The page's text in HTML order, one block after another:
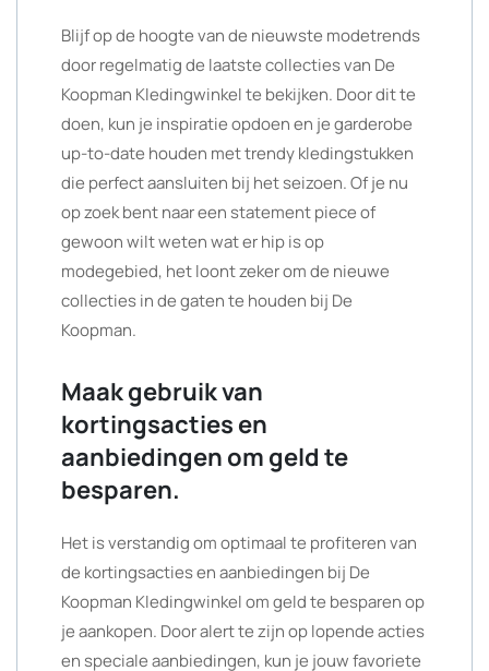
Blijf op de hoogte van de nieuwste modetrends
door regelmatig de laatste collecties van De
Koopman Kledingwinkel te bekijken. Door dit te
doen, kun je inspiratie opdoen en je garderobe
up-to-date houden met trendy kledingstukken
die perfect aansluiten bij het seizoen. Of je nu
op zoek bent naar een statement piece of
gewoon wilt weten wat er hip is op
modegebied, het loont zeker om de nieuwe
collecties in de gaten te houden bij De
Koopman.
Maak gebruik van
kortingsacties en
aanbiedingen om geld te
besparen.
Het is verstandig om optimaal te profiteren van
de kortingsacties en aanbiedingen bij De
Koopman Kledingwinkel om geld te besparen op
je aankopen. Door alert te zijn op lopende acties
en speciale aanbiedingen, kun je jouw favoriete